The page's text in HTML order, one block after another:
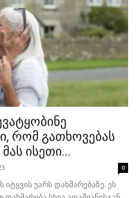
რომ გათხოვებას
ისეთი...
0
უარს დახმარებაზე. ეს